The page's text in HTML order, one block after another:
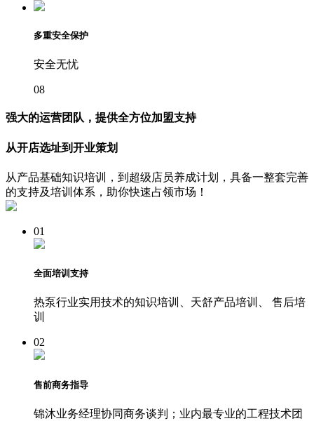
多重安全保护
安全无忧
08
强大的运营团队，提供全方位加盟支持
从开店选址到开业策划
从产品基础知识培训，到超级店员养成计划，具备一整套完善
的支持及培训体系，助你快速占领市场！
01
全面培训支持
热泵行业实用技术的知识培训、天舒产品培训、 售后培
训
02
售前商务指导
锦沐业务经理协同商务谈判；业内最专业的工程技术团